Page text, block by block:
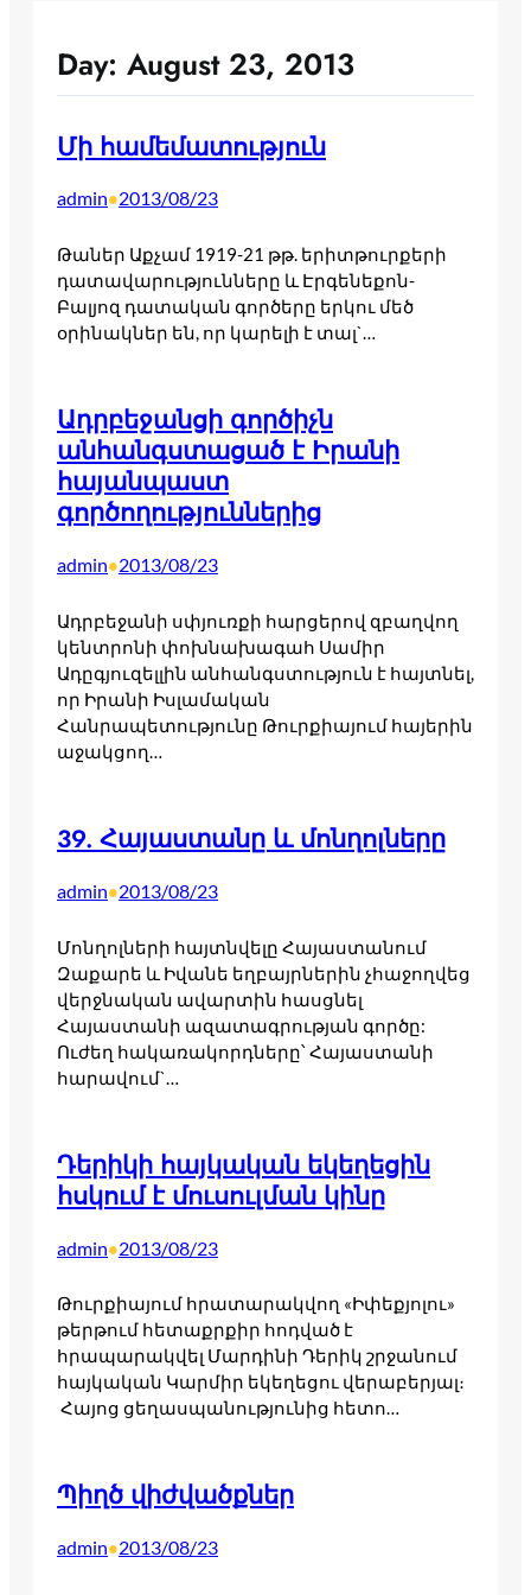
Day: August 23, 2013
Մի համեմատություն
admin•2013/08/23
Թաներ Աքչամ 1919-21 թթ. երիտթուրքերի
դատավարությունները և Էրգենեքոն-
Բալյոզ դատական գործերը երկու մեծ
օրինակներ են, որ կարելի է տալ`…
Ադրբեջանցի գործիչն
անհանգստացած է Իրանի
հայանպաստ
գործողություններից
admin•2013/08/23
Ադրբեջանի սփյուռքի հարցերով զբաղվող
կենտրոնի փոխնախագահ Սամիր
Ադըգյուզելլին անհանգստություն է հայտնել,
որ Իրանի Իսլամական
Հանրապետությունը Թուրքիայում հայերին
աջակցող…
39. Հայաստանը և մոնղոլները
admin•2013/08/23
Մոնղոլների հայտնվելը Հայաստանում
Զաքարե և Իվանե եղբայրներին չհաջողվեց
վերջնական ավարտին հասցնել
Հայաստանի ազատագրության գործը:
Ուժեղ հակառակորդները՝ Հայաստանի
հարավում`…
Դերիկի հայկական եկեղեցին
հսկում է մուսուլման կինը
admin•2013/08/23
Թուրքիայում հրատարակվող «Իփեքյոլու»
թերթում հետաքրքիր հոդված է
հրապարակվել Մարդինի Դերիկ շրջանում
հայկական Կարմիր եկեղեցու վերաբերյալ։
Հայոց ցեղասպանությունից հետո…
Պիղծ վիժվածքներ
admin•2013/08/23